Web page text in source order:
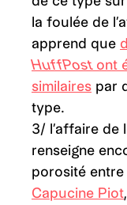
la foulée de
apprend que
HuffPostont
similaires par
type.
3/ l’affaire de
renseigne
porosité
Capucine Piot